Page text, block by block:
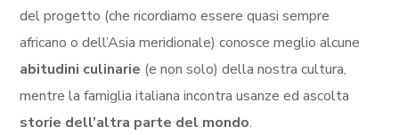
del progetto (che ricordiamo essere quasi sempre
africano o dell’Asia meridionale) conosce meglio alcune
abitudini culinarie (e non solo) della nostra cultura,
mentre la famiglia italiana incontra usanze ed ascolta
storie dell’altra parte del mondo.